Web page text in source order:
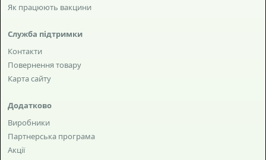
Як працюють вакцини
Служба підтримки
Контакти
Повернення товару
Карта сайту
Додатково
Виробники
Партнерська програма
Акції